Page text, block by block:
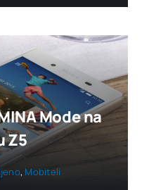
Mode na
Z5
, Mobiteli